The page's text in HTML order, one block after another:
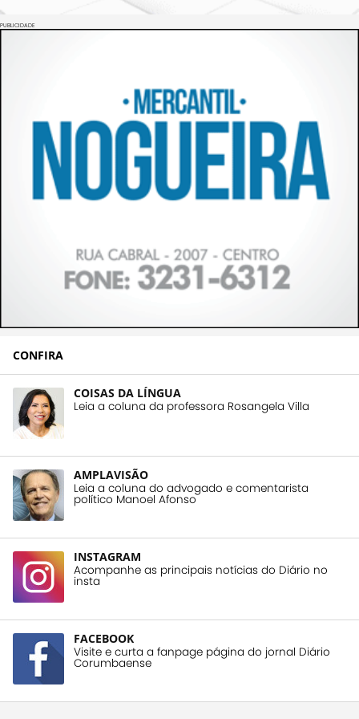
PUBLICIDADE
CONFIRA
COISAS DA LÍNGUA
Leia a coluna da professora Rosangela Villa
AMPLAVISÃO
Leia a coluna do advogado e comentarista
político Manoel Afonso
INSTAGRAM
Acompanhe as principais notícias do Diário no
insta
FACEBOOK
Visite e curta a fanpage página do jornal Diário
Corumbaense